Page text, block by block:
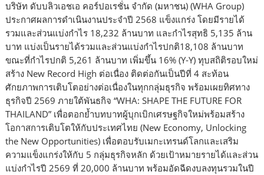
บริษัท ดับบลิวเอชเอ คอร์ปอเรชั่น จำกัด (มหาชน) (WHA Group)
ประกาศผลการดำเนินงานประจำปี 2568 แข็งแกร่ง โดยมีรายได้
รวมและส่วนแบ่งกำไร 18,232 ล้านบาท และกำไรสุทธิ 5,135 ล้าน
บาท แบ่งเป็นรายได้รวมและส่วนแบ่งกำไรปกติ18,108 ล้านบาท
ขณะที่กำไรปกติ 5,261 ล้านบาท เพิ่มขึ้น 16% (Y-Y) ทุบสถิติรอบใหม่
สร้าง New Record High ต่อเนื่อง ติดต่อกันเป็นปีที่ 4 สะท้อน
ศักยภาพการเติบโตอย่างต่อเนื่องในทุกกลุ่มธุรกิจ พร้อมเผยทิศทาง
ธุรกิจปี 2569 ภายใต้พันธกิจ “WHA: SHAPE THE FUTURE FOR
THAILAND” เพื่อตอกย้ำบทบาทผู้บุกเบิกเศรษฐกิจใหม่พร้อมสร้าง
โอกาสการเติบโตให้กับประเทศไทย (New Economy, Unlocking
the New Opportunities) เพื่อตอบรับเมกะเทรนด์โลกและเสริม
ความแข็งแกร่งให้กับ 5 กลุ่มธุรกิจหลัก ด้วยเป้าหมายรายได้และส่วน
แบ่งกำไรปี 2569 ที่ 20,000 ล้านบาท พร้อมอัดฉีดงบลงทุนรวมในปี